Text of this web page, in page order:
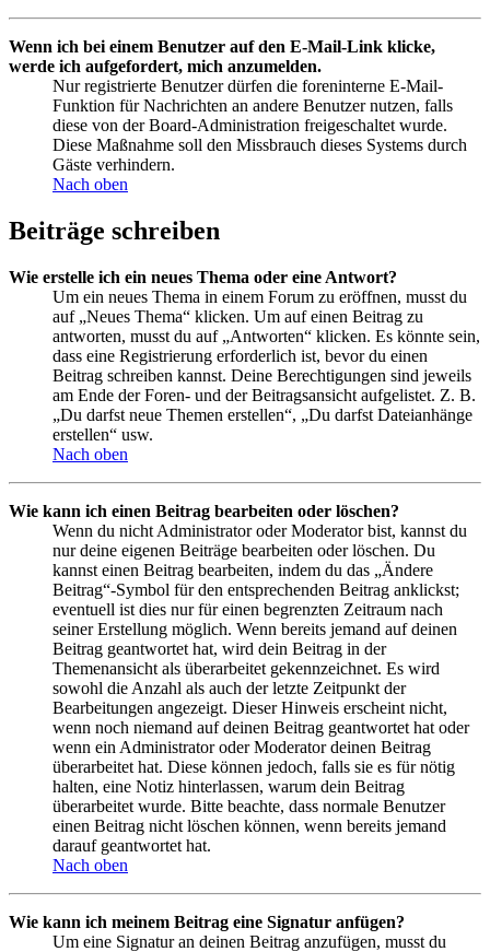
Wenn ich bei einem Benutzer auf den E-Mail-Link klicke,
werde ich aufgefordert, mich anzumelden.
Nur registrierte Benutzer dürfen die foreninterne E-Mail-
Funktion für Nachrichten an andere Benutzer nutzen, falls
diese von der Board-Administration freigeschaltet wurde.
Diese Maßnahme soll den Missbrauch dieses Systems durch
Gäste verhindern.
Nach oben
Beiträge schreiben
Wie erstelle ich ein neues Thema oder eine Antwort?
Um ein neues Thema in einem Forum zu eröffnen, musst du
auf „Neues Thema“ klicken. Um auf einen Beitrag zu
antworten, musst du auf „Antworten“ klicken. Es könnte sein,
dass eine Registrierung erforderlich ist, bevor du einen
Beitrag schreiben kannst. Deine Berechtigungen sind jeweils
am Ende der Foren- und der Beitragsansicht aufgelistet. Z. B.
„Du darfst neue Themen erstellen“, „Du darfst Dateianhänge
erstellen“ usw.
Nach oben
Wie kann ich einen Beitrag bearbeiten oder löschen?
Wenn du nicht Administrator oder Moderator bist, kannst du
nur deine eigenen Beiträge bearbeiten oder löschen. Du
kannst einen Beitrag bearbeiten, indem du das „Ändere
Beitrag“-Symbol für den entsprechenden Beitrag anklickst;
eventuell ist dies nur für einen begrenzten Zeitraum nach
seiner Erstellung möglich. Wenn bereits jemand auf deinen
Beitrag geantwortet hat, wird dein Beitrag in der
Themenansicht als überarbeitet gekennzeichnet. Es wird
sowohl die Anzahl als auch der letzte Zeitpunkt der
Bearbeitungen angezeigt. Dieser Hinweis erscheint nicht,
wenn noch niemand auf deinen Beitrag geantwortet hat oder
wenn ein Administrator oder Moderator deinen Beitrag
überarbeitet hat. Diese können jedoch, falls sie es für nötig
halten, eine Notiz hinterlassen, warum dein Beitrag
überarbeitet wurde. Bitte beachte, dass normale Benutzer
einen Beitrag nicht löschen können, wenn bereits jemand
darauf geantwortet hat.
Nach oben
Wie kann ich meinem Beitrag eine Signatur anfügen?
Um eine Signatur an deinen Beitrag anzufügen, musst du